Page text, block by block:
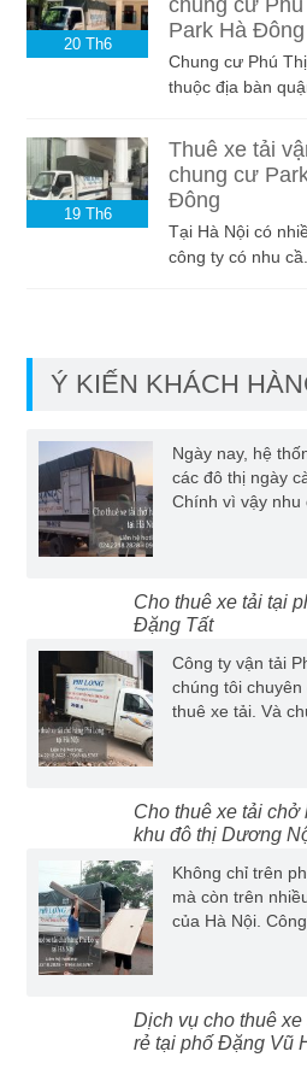
20 Th6
chung cư
Park Hà Đông
Chung cư Phú
thuộc địa bàn
19 Th6
Thuê xe tải
chung cư
Đông
Tại Hà Nội có
công ty có nhu
Ý KIẾN KHÁCH
Ngày nay, hệ
các đô thị ngày
Chính vì vậy nhu
Cho thuê xe tải tại
Đặng Tất
Công ty vận tải
chúng tôi
thuê xe tải. Và
Cho thuê xe tải chở
khu đô thị Dương
Không chỉ trên
mà còn trên
của Hà Nội.
Dịch vụ cho thuê xe
rẻ tại phố Đặng Vũ